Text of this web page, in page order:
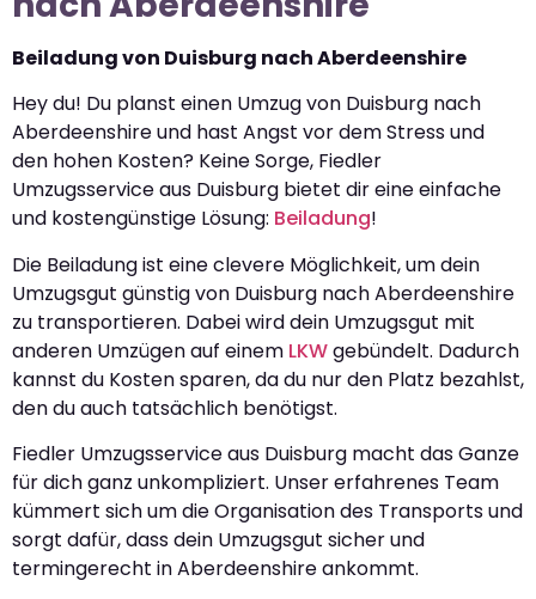
Beiladung von Duisburg nach Aberdeenshire
Hey du! Du planst einen Umzug von Duisburg nach
Aberdeenshire und hast Angst vor dem Stress und
den hohen Kosten? Keine Sorge, Fiedler
Umzugsservice aus Duisburg bietet dir eine einfache
und kostengünstige Lösung: Beiladung!
Die Beiladung ist eine clevere Möglichkeit, um dein
Umzugsgut günstig von Duisburg nach Aberdeenshire
zu transportieren. Dabei wird dein Umzugsgut mit
anderen Umzügen auf einem LKWgebündelt. Dadurch
kannst du Kosten sparen, da du nur den Platz bezahlst,
den du auch tatsächlich benötigst.
Fiedler Umzugsservice aus Duisburg macht das Ganze
für dich ganz unkompliziert. Unser erfahrenes Team
kümmert sich um die Organisation des Transports und
sorgt dafür, dass dein Umzugsgut sicher und
termingerecht in Aberdeenshire ankommt.